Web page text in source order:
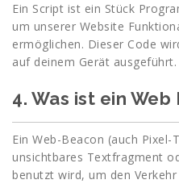
Ein Script ist ein Stück
um unserer Website
ermöglichen. Dieser Code
auf deinem Gerät ausgeführt.
4. Was ist ein Web
Ein Web-Beacon (auch
unsichtbares Textfragment
benutzt wird, um den